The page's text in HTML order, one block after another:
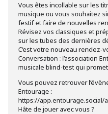
Vous êtes incollable sur les
musique ou vous souhaitez
festif et faire de nouvelles
Révisez vos classiques et
sur les tubes des dernières
C’est votre nouveau rendez-
Conversation : l’association
musicale blind-test qui
Vous pouvez retrouver
Entourage :
https://app.entourage.social/
Hâte de jouer avec vous ?